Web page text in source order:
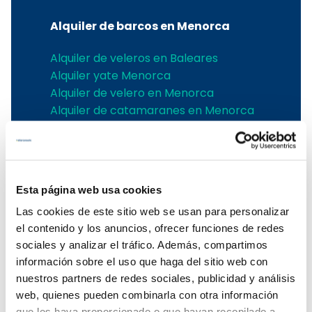
Esta página web usa cookies
Las cookies de este sitio web se usan para personalizar
el contenido y los anuncios, ofrecer funciones de redes
sociales y analizar el tráfico. Además, compartimos
información sobre el uso que haga del sitio web con
nuestros partners de redes sociales, publicidad y análisis
web, quienes pueden combinarla con otra información
Alquiler de barcos en Menorca
Alquiler de veleros en Baleares
Alquiler yate Menorca
Alquiler de velero en Menorca
Alquiler de catamaranes en Menorca
Alquilar barco Menorca
Alquilar veleros en Mallorca
Alquiler de veleros en Mallorca
Alquiler de velero en Palma de
Mallorca